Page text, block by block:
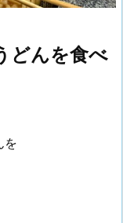
どんを食べ
を